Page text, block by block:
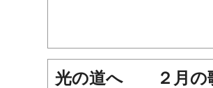
光の道へ ２月の